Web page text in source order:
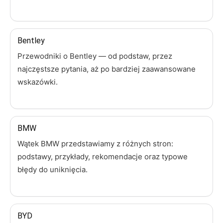
Bentley
Przewodniki o Bentley — od podstaw, przez
najczęstsze pytania, aż po bardziej zaawansowane
wskazówki.
BMW
Wątek BMW przedstawiamy z różnych stron:
podstawy, przykłady, rekomendacje oraz typowe
błędy do uniknięcia.
BYD